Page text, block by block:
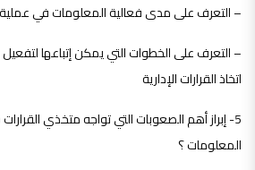
– التعرف على مدى فعالية المعلومات في عملية
– التعرف على الخطوات التي يمكن إتباعها
اتخاذ القرارات الإدارية
5- إبراز أهم الصعوبات التي تواجه متخذي
المعلومات ؟